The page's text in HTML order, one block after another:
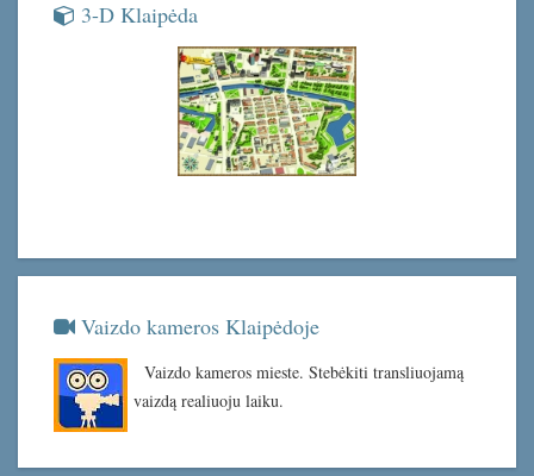
3-D Klaipėda
Vaizdo kameros Klaipėdoje
Vaizdo kameros mieste. Stebėkiti transliuojamą
vaizdą realiuoju laiku.